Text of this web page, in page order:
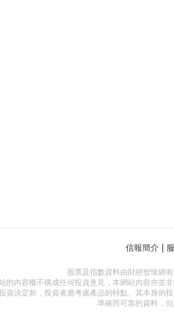
信報簡介
股票及指數資料由財經智珠網
的內容概不構成任何投資意見，本網站內容亦並
資決定前，投資者應考慮產品的特點、其本身的
準確而可靠的資料，